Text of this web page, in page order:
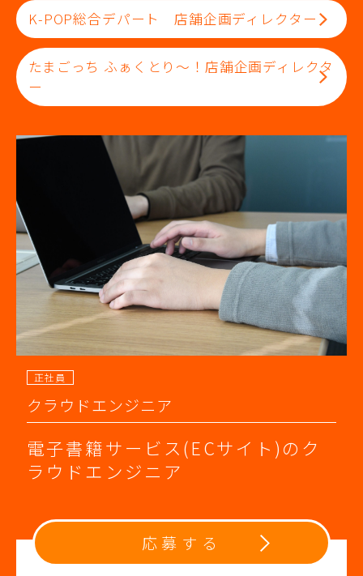
K-POP総合デパート 店舗企画ディレクター
たまごっち ふぁくとり～！店舗企画ディレクタ
ー
正社員
クラウドエンジニア
電子書籍サービス(ECサイト)のク
ラウドエンジニア
応募する